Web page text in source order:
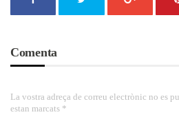
Comenta
La vostra adreça de correu electrònic no es
estan marcats *